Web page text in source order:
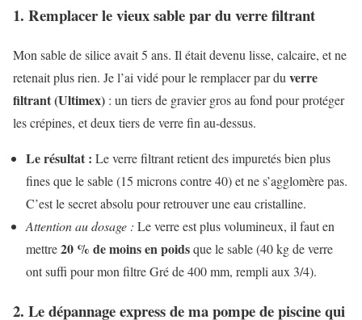
1. Remplacer le vieux sable par du verre filtrant
Mon sable de silice avait 5 ans. Il était devenu lisse, calcaire, et ne
retenait plus rien. Je l’ai vidé pour le remplacer par du verre
filtrant (Ultimex) : un tiers de gravier gros au fond pour protéger
les crépines, et deux tiers de verre fin au-dessus.
Le résultat : Le verre filtrant retient des impuretés bien plus
fines que le sable (15 microns contre 40) et ne s’agglomère pas.
C’est le secret absolu pour retrouver une eau cristalline.
Attention au dosage : Le verre est plus volumineux, il faut en
mettre20 % de moins en poidsque le sable (40 kg de verre
ont suffi pour mon filtre Gré de 400 mm, rempli aux 3/4).
2. Le dépannage express de ma pompe de piscine qui